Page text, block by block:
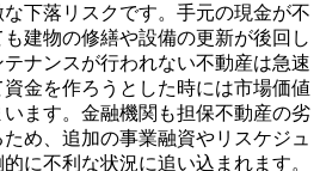
下落リスクです。手元の現金が不
建物の修繕や設備の更新が後回し
ナンスが行われない不動産は急速
金を作ろうとした時には市場価値
ます。金融機関も担保不動産の劣
め、追加の事業融資やリスケジュ
に不利な状況に追い込まれます。